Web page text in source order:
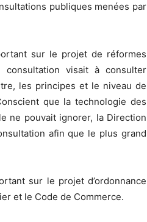
publiques menées par
sur le projet de réformes
visait à consulter
les principes et le niveau de
que la technologie des
ne pouvait ignorer, la Direction
afin que le plus grand
sur le projet d’ordonnance
et le Code de Commerce.